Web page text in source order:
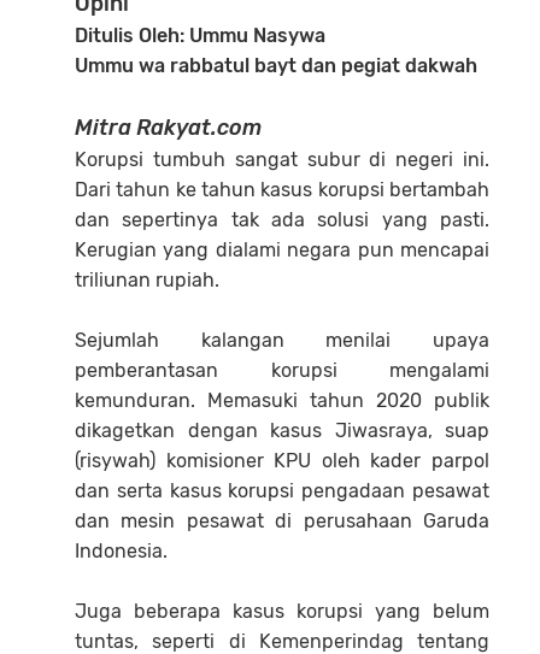
Ditulis Oleh: Ummu Nasywa
Ummu wa rabbatul bayt dan pegiat dakwah
Mitra Rakyat.com
Korupsi tumbuh sangat subur di negeri ini.
Dari tahun ke tahun kasus korupsi bertambah
dan sepertinya tak ada solusi yang pasti.
Kerugian yang dialami negara pun mencapai
triliunan rupiah.
Sejumlah kalangan menilai upaya
pemberantasan korupsi mengalami
kemunduran. Memasuki tahun 2020 publik
dikagetkan dengan kasus Jiwasraya, suap
(risywah) komisioner KPU oleh kader parpol
dan serta kasus korupsi pengadaan pesawat
dan mesin pesawat di perusahaan Garuda
Indonesia.
Juga beberapa kasus korupsi yang belum
tuntas, seperti di Kemenperindag tentang